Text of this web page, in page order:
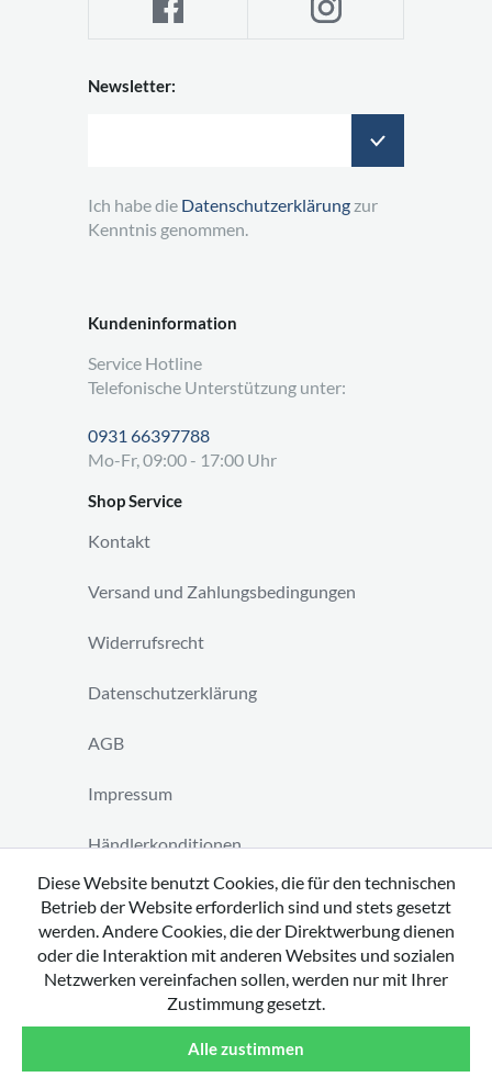
Kundeninformation
Service Hotline
Telefonische Unterstützung unter:
0931 66397788
Mo-Fr, 09:00 - 17:00 Uhr
Shop Service
Kontakt
Versand und Zahlungsbedingungen
Widerrufsrecht
Datenschutzerklärung
AGB
Impressum
Händlerkonditionen
Vertrag widerrufen
Newsletter:
Ich habe die Datenschutzerklärung zur
Kenntnis genommen.
Diese Website benutzt Cookies, die für den technischen
Betrieb der Website erforderlich sind und stets gesetzt
werden. Andere Cookies, die der Direktwerbung dienen
oder die Interaktion mit anderen Websites und sozialen
Netzwerken vereinfachen sollen, werden nur mit Ihrer
Zustimmung gesetzt.